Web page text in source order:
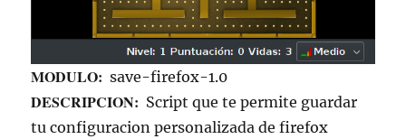
MODULO: save-firefox-1.0
DESCRIPCION: Script que te permite guardar
tu configuracion personalizada de firefox